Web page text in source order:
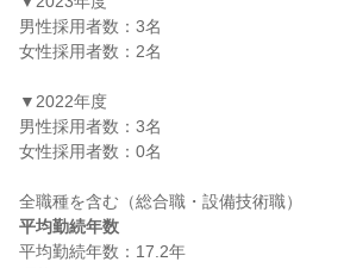
男性採用者数：3名
女性採用者数：2名
▼2022年度
男性採用者数：3名
女性採用者数：0名
平均勤続年数